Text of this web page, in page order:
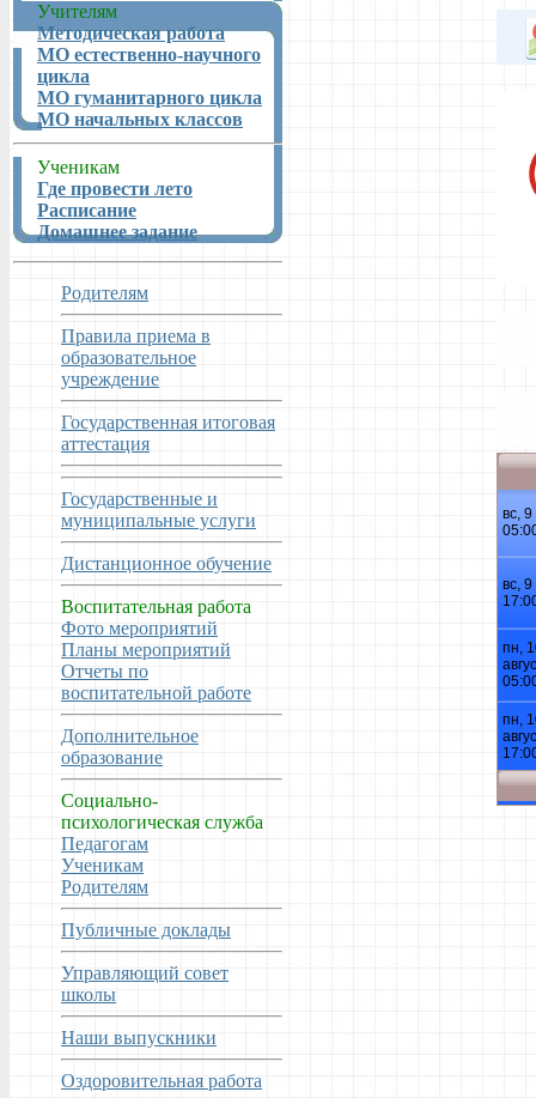
Учителям
Методическая работа
МО естественно-научного
цикла
МО гуманитарного цикла
МО начальных классов
Ученикам
Где провести лето
Расписание
Домашнее задание
Родителям
Правила приема в
образовательное
учреждение
Государственная итоговая
аттестация
Государственные и
муниципальные услуги
Дистанционное обучение
Воспитательная работа
Фото мероприятий
Планы мероприятий
Отчеты по
воспитательной работе
Дополнительное
образование
Социально-
психологическая служба
Педагогам
Ученикам
Родителям
Публичные доклады
Управляющий совет
школы
Наши выпускники
Оздоровительная работа